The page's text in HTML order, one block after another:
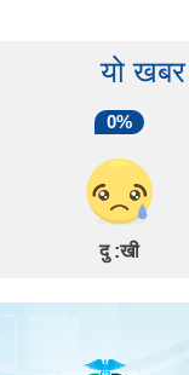
यो
0%
दु :खी